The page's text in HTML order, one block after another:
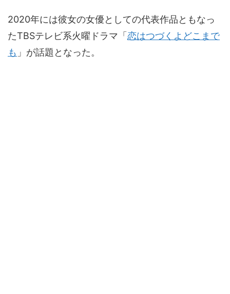
2020年には彼女の女優としての代表作品ともなっ
たTBSテレビ系火曜ドラマ「 恋はつづくよどこまで
も 」が話題となった。